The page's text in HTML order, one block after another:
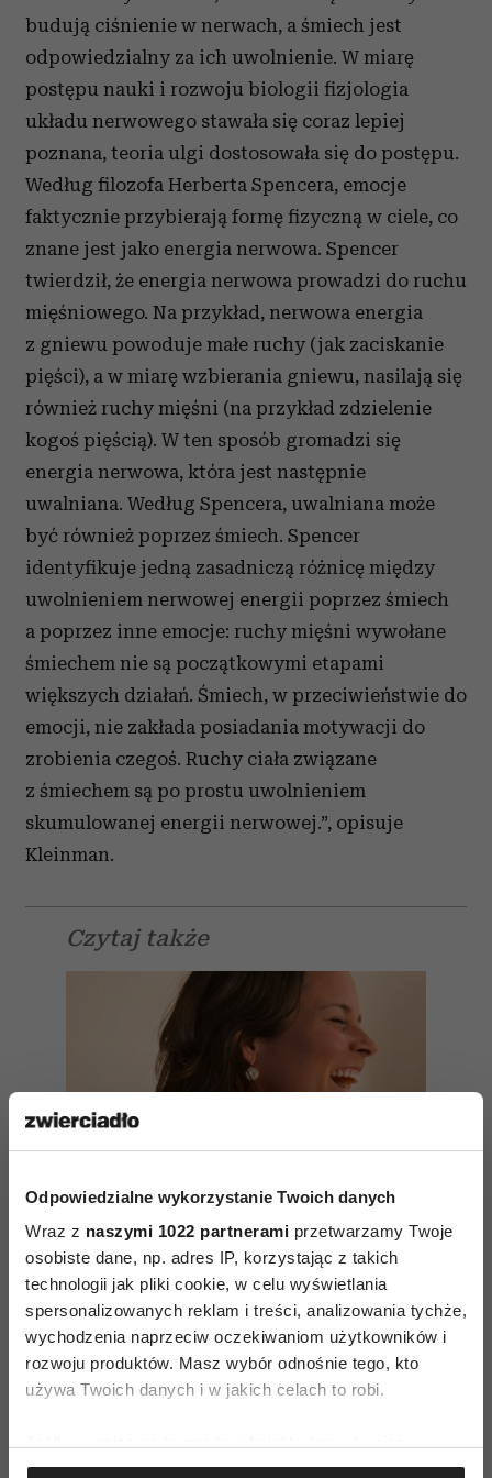
Odpowiedzialne wykorzystanie Twoich danych
Wraz z naszymi 1022 partnerami przetwarzamy Twoje
osobiste dane, np. adres IP, korzystając z takich
technologii jak pliki cookie, w celu wyświetlania
spersonalizowanych reklam i treści, analizowania tychże,
wychodzenia naprzeciw oczekiwaniom użytkowników i
rozwoju produktów. Masz wybór odnośnie tego, kto
używa Twoich danych i w jakich celach to robi.
Gromadzić dane dotyczące Twojej lokalizacji
budują ciśnienie w nerwach, a śmiech jest
odpowiedzialny za ich uwolnienie. W miarę
postępu nauki i rozwoju biologii fizjologia
układu nerwo­wego stawała się coraz lepiej
poznana, teoria ulgi dostosowała się do postępu.
Według filozofa Herberta Spencera, emocje
faktycznie przybierają formę fizyczną w ciele, co
znane jest jako energia ner­wowa. Spencer
twierdził, że energia nerwowa prowadzi do ruchu
mięśniowego. Na przykład, nerwowa energia
z gniewu powoduje małe ruchy (jak zaciskanie
pięści), a w miarę wzbierania gniewu, nasilają się
również ruchy mięśni (na przykład zdzielenie
kogoś pięścią). W ten sposób gromadzi się
energia nerwowa, która jest następnie
uwalniana. Według Spencera, uwalniana może
być rów­nież poprzez śmiech. Spencer
identyfikuje jedną zasadniczą róż­nicę między
uwolnieniem nerwowej energii poprzez śmiech
a poprzez inne emocje: ruchy mięśni wywołane
śmiechem nie są początkowymi etapami
większych działań. Śmiech, w przeci­wieństwie do
emocji, nie zakłada posiadania motywacji do
zrobie­nia czegoś. Ruchy ciała związane
z śmiechem są po prostu uwol­nieniem
skumulowanej energii nerwowej.”, opisuje
Kleinman.
Czytaj także
Joga śmiechu – sposób na
pozbycie się napięcia